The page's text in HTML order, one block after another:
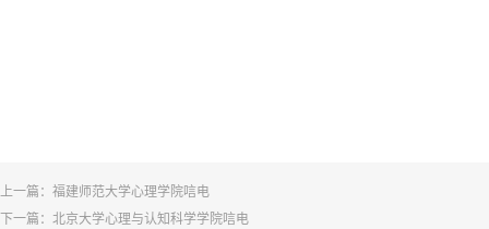
上一篇： 福建师范大学心理学院唁电
下一篇： 北京大学心理与认知科学学院唁电